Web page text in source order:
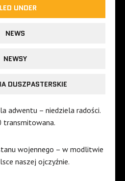
UNDER
NEWS
NEWSY
DUSZPASTERSKIE
adwentu – niedziela radości.
transmitowana.
wojennego – w modlitwie
naszej ojczyźnie.